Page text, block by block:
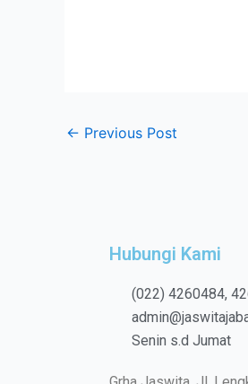
← Previous Post
Hubungi Kami
(022) 4260484,
Senin s.d Jumat